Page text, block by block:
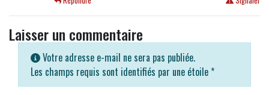
Laisser un commentaire
Votre adresse e-mail ne sera pas publiée.
Les champs requis sont identifiés par une étoile *